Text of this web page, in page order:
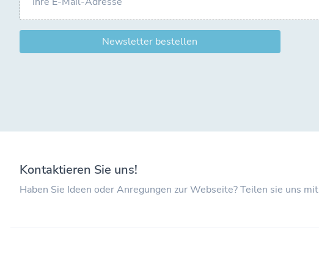
Newsletter bestellen
Kontaktieren Sie uns!
Haben Sie Ideen oder Anregungen zur Webseite? Teilen sie uns mit